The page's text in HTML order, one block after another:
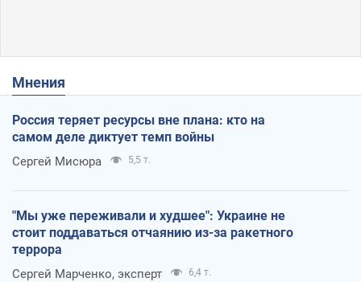
Мнения
Россия теряет ресурсы вне плана: кто на
самом деле диктует темп войны
Сергей Мисюра 5,5 т.
"Мы уже переживали и худшее": Украине не
стоит поддаваться отчаянию из-за ракетного
террора
Сергей Марченко, эксперт 6,4 т.